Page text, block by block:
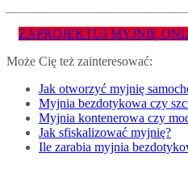
ZAPROJEKTUJ MYJNIĘ
Może Cię też zainteresować:
Jak otworzyć myjnię
Myjnia bezdotykowa czy
Myjnia kontenerowa czy
Jak sfiskalizować myjnię?
Ile zarabia myjnia